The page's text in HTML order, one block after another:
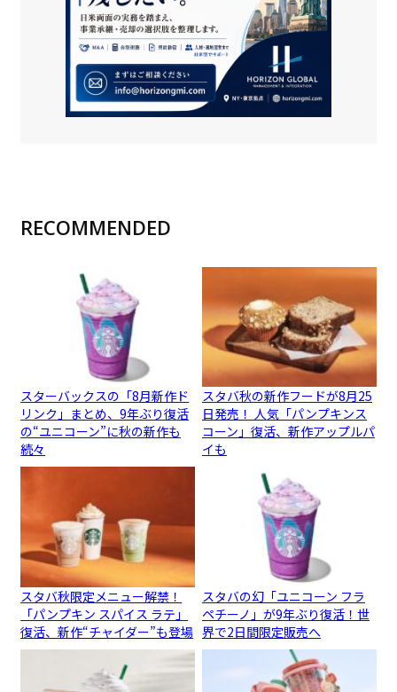
RECOMMENDED
スターバックスの「8月新作ド
リンク」まとめ、9年ぶり復活
の“ユニコーン”に秋の新作も
続々
スタバ秋の新作フードが8月25
日発売！ 人気「パンプキンス
コーン」復活、新作アップルパ
イも
スタバ秋限定メニュー解禁！
「パンプキン スパイス ラテ」
復活、新作“チャイダー”も登場
スタバの幻「ユニコーン フラ
ペチーノ」が9年ぶり復活！世
界で2日間限定販売へ